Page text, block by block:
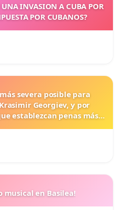
UNA INVASION A CUBA POR
POR CUBANOS?
severa posible para
Georgiev, y por
establezcan penas más
musical en Basilea!